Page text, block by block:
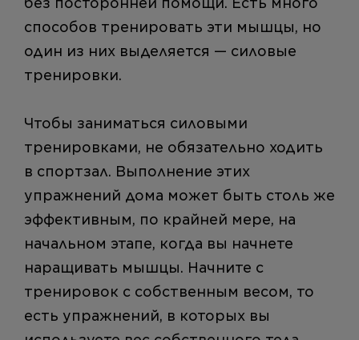
без посторонней помощи. Есть много
способов тренировать эти мышцы, но
один из них выделяется — силовые
тренировки.
Чтобы заниматься силовыми
тренировками, не обязательно ходить
в спортзал. Выполнение этих
упражнений дома может быть столь же
эффективным, по крайней мере, на
начальном этапе, когда вы начнете
наращивать мышцы. Начните с
тренировок с собственным весом, то
есть упражнений, в которых вы